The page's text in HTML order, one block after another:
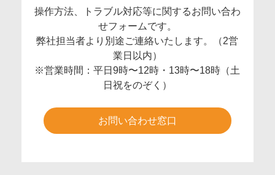
操作方法、トラブル対応等に関するお問い合わ
せフォームです。
弊社担当者より別途ご連絡いたします。（2営
業日以内）
※営業時間：平日9時〜12時・13時〜18時（土
日祝をのぞく）
お問い合わせ窓口